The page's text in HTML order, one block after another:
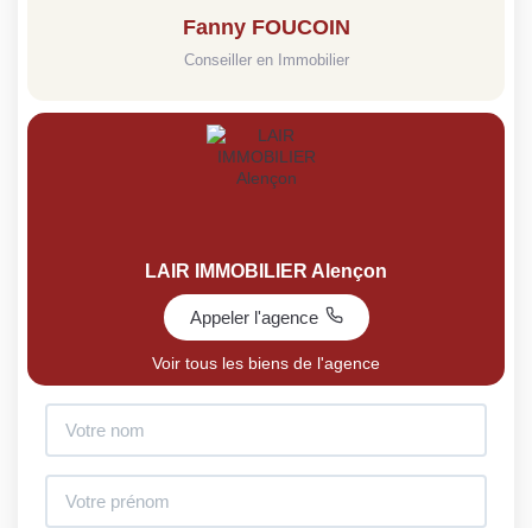
Fanny FOUCOIN
Conseiller en Immobilier
LAIR IMMOBILIER Alençon
Appeler l'agence
Voir tous les biens de l'agence